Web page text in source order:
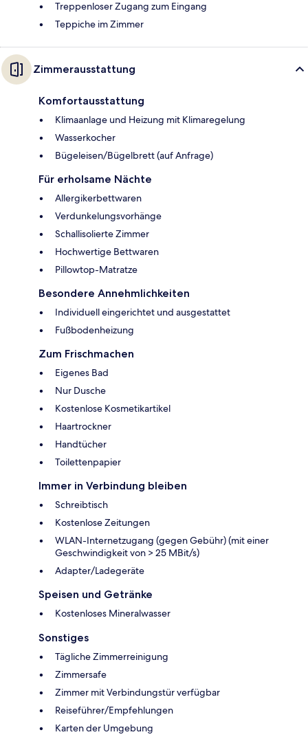
Treppenloser Zugang zum Eingang
Teppiche im Zimmer
Zimmerausstattung
Komfortausstattung
Klimaanlage und Heizung mit Klimaregelung
Wasserkocher
Bügeleisen/Bügelbrett (auf Anfrage)
Für erholsame Nächte
Allergikerbettwaren
Verdunkelungsvorhänge
Schallisolierte Zimmer
Hochwertige Bettwaren
Pillowtop-Matratze
Besondere Annehmlichkeiten
Individuell eingerichtet und ausgestattet
Fußbodenheizung
Zum Frischmachen
Eigenes Bad
Nur Dusche
Kostenlose Kosmetikartikel
Haartrockner
Handtücher
Toilettenpapier
Immer in Verbindung bleiben
Schreibtisch
Kostenlose Zeitungen
WLAN-Internetzugang (gegen Gebühr) (mit einer
Geschwindigkeit von > 25 MBit/s)
Adapter/Ladegeräte
Speisen und Getränke
Kostenloses Mineralwasser
Sonstiges
Tägliche Zimmerreinigung
Zimmersafe
Zimmer mit Verbindungstür verfügbar
Reiseführer/Empfehlungen
Karten der Umgebung